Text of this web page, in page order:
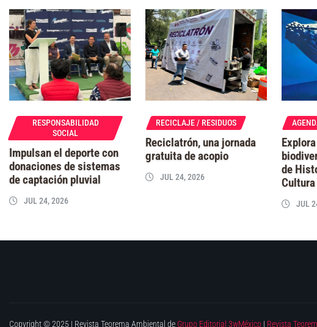
RESPONSABILIDAD
SOCIAL
Impulsan el deporte con
donaciones de sistemas
de captación pluvial
JUL 24, 2026
RECICLAJE / RESIDUOS
Reciclatrón, una jornada
gratuita de acopio
JUL 24, 2026
de
Cultura
JUL
Copyright © 2025 | Revista Teorema Ambiental de Grupo Editorial 3wMéxico | Revista